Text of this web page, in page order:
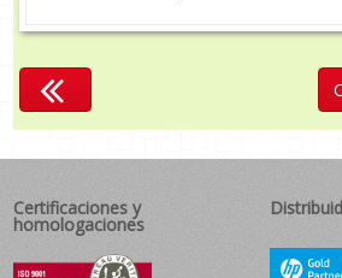
Certificaciones y
homologaciones